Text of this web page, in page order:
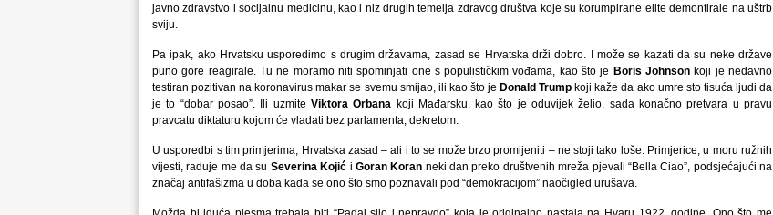
javno zdravstvo i socijalnu medicinu, kao i niz drugih temelja zdravog društva koje su korumpirane elite demontirale na uštrb
sviju.
Pa ipak, ako Hrvatsku usporedimo s drugim državama, zasad se Hrvatska drži dobro. I može se kazati da su neke države
puno gore reagirale. Tu ne moramo niti spominjati one s populističkim vođama, kao što je Boris Johnson koji je nedavno
testiran pozitivan na koronavirus makar se svemu smijao, ili kao što je Donald Trump koji kaže da ako umre sto tisuća ljudi da
je to “dobar posao”. Ili uzmite Viktora Orbana koji Mađarsku, kao što je oduvijek želio, sada konačno pretvara u pravu
pravcatu diktaturu kojom će vladati bez parlamenta, dekretom.
U usporedbi s tim primjerima, Hrvatska zasad – ali i to se može brzo promijeniti – ne stoji tako loše. Primjerice, u moru ružnih
vijesti, raduje me da su Severina Kojić i Goran Koran neki dan preko društvenih mreža pjevali “Bella Ciao”, podsjećajući na
značaj antifašizma u doba kada se ono što smo poznavali pod “demokracijom” naočigled urušava.